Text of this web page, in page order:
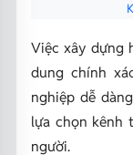
Việc xây dựng
dung chính
nghiệp dễ
lựa chọn kênh
người.